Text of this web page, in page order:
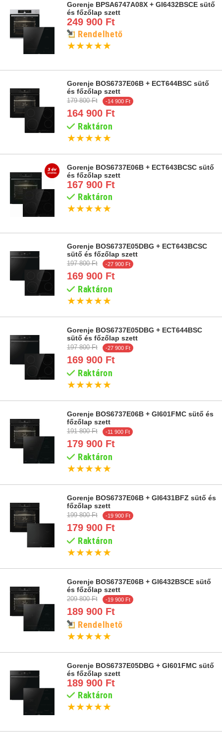
Gorenje BPSA6747A08X + GI6432BSCE sütő
és főzőlap szett
249 900 Ft
Rendelhető
★★★★★
Gorenje BOS6737E06B + ECT644BSC sütő
és főzőlap szett
179 800 Ft -14 900 Ft
164 900 Ft
Raktáron
★★★★★
Gorenje BOS6737E06B + ECT643BCSC sütő
és főzőlap szett
167 900 Ft
Raktáron
★★★★★
Gorenje BOS6737E05DBG + ECT643BCSC
sütő és főzőlap szett
197 800 Ft -27 900 Ft
169 900 Ft
Raktáron
★★★★★
Gorenje BOS6737E05DBG + ECT644BSC
sütő és főzőlap szett
197 800 Ft -27 900 Ft
169 900 Ft
Raktáron
★★★★★
Gorenje BOS6737E06B + GI601FMC sütő és
főzőlap szett
191 800 Ft -11 900 Ft
179 900 Ft
Raktáron
★★★★★
Gorenje BOS6737E06B + GI6431BFZ sütő és
főzőlap szett
199 800 Ft -19 900 Ft
179 900 Ft
Raktáron
★★★★★
Gorenje BOS6737E06B + GI6432BSCE sütő
és főzőlap szett
209 800 Ft -19 900 Ft
189 900 Ft
Rendelhető
★★★★★
Gorenje BOS6737E05DBG + GI601FMC sütő
és főzőlap szett
189 900 Ft
Raktáron
★★★★★